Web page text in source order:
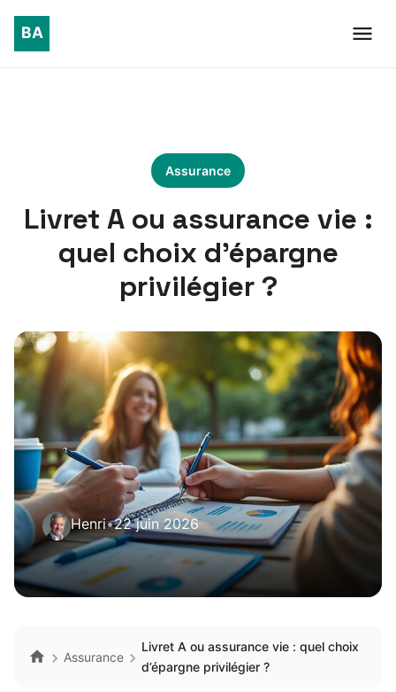
Assurance
Livret A ou assurance vie :
quel choix d’épargne
privilégier ?
Henri•22 juin 2026
Assurance
Livret A ou assurance vie : quel choix
d’épargne privilégier ?